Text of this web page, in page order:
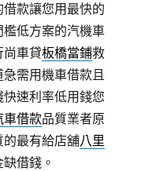
款讓您用最快的
檻低方案的汽機車
尚車貸板橋當鋪救
需用機車借款且
速利率低用錢您
車借款品質業者原
最有給店舖八里
借錢。